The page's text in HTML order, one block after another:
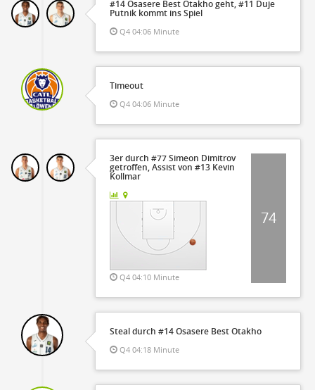
#14 Osasere Best Otakho geht, #11 Duje
Putnik kommt ins Spiel
Q4 04:06 Minute
Timeout
Q4 04:06 Minute
3er durch #77 Simeon Dimitrov
getroffen, Assist von #13 Kevin
Kollmar
Q4 04:10 Minute
74
Steal durch #14 Osasere Best Otakho
Q4 04:18 Minute